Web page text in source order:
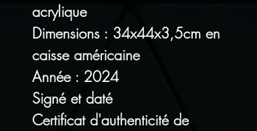
acrylique
Dimensions : 34x44x3,5cm en
caisse américaine
Année : 2024
Signé et daté
Certificat d'authenticité de